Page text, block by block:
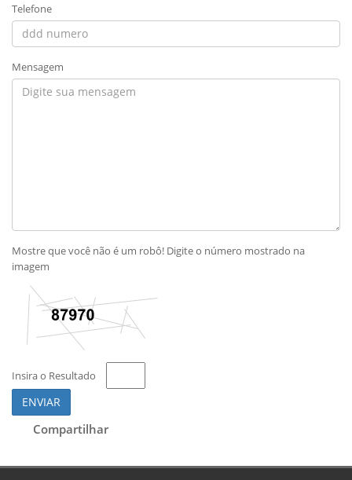
Telefone
Mensagem
Mostre que você não é um robô! Digite o número mostrado na
imagem
Insira o Resultado
ENVIAR
Compartilhar